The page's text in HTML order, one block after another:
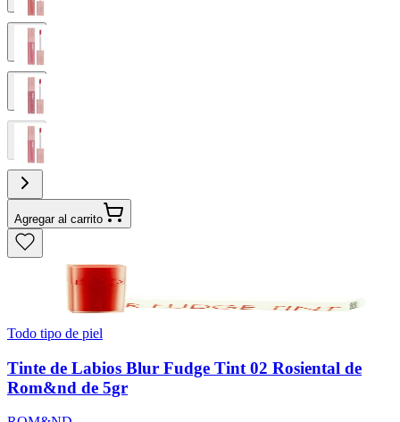
Agregar al carrito
Todo tipo de piel
Tinte de Labios Blur Fudge Tint 02 Rosiental de
Rom&nd de 5gr